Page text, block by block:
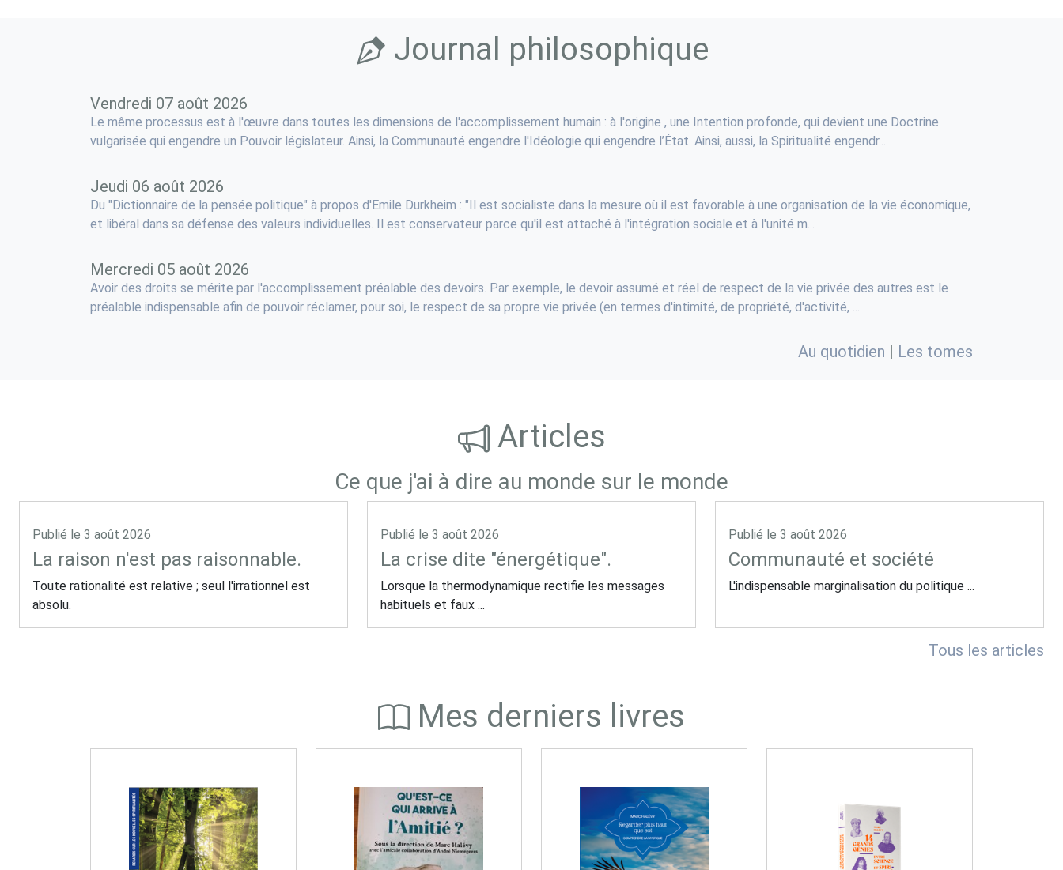
Journal philosophique
Vendredi 07 août 2026
Le même processus est à l'œuvre dans toutes les dimensions de l'accomplissement humain : à l'origine , une Intention profonde, qui devient une Doctrine
vulgarisée qui engendre un Pouvoir législateur. Ainsi, la Communauté engendre l'Idéologie qui engendre l’État. Ainsi, aussi, la Spiritualité engendr...
Jeudi 06 août 2026
Du "Dictionnaire de la pensée politique" à propos d'Emile Durkheim : "Il est socialiste dans la mesure où il est favorable à une organisation de la vie économique,
et libéral dans sa défense des valeurs individuelles. Il est conservateur parce qu'il est attaché à l'intégration sociale et à l'unité m...
Mercredi 05 août 2026
Avoir des droits se mérite par l'accomplissement préalable des devoirs. Par exemple, le devoir assumé et réel de respect de la vie privée des autres est le
préalable indispensable afin de pouvoir réclamer, pour soi, le respect de sa propre vie privée (en termes d'intimité, de propriété, d'activité, ...
Au quotidien | Les tomes
Articles
Ce que j'ai à dire au monde sur le monde
Publié le 3 août 2026
La raison n'est pas raisonnable.
Toute rationalité est relative ; seul l'irrationnel est
absolu.
Publié le 3 août 2026
La crise dite "énergétique".
Lorsque la thermodynamique rectifie les messages
habituels et faux ...
Publié le 3 août 2026
Communauté et société
L'indispensable marginalisation du politique ...
Tous les articles
Mes derniers livres